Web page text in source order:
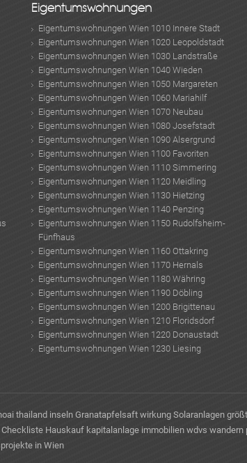
Eigentumswohnungen
Eigentumswohnungen Wien 1010 Innere Stadt
Eigentumswohnungen Wien 1020 Leopoldstadt
Eigentumswohnungen Wien 1030 Landstraße
Eigentumswohnungen Wien 1040 Wieden
Eigentumswohnungen Wien 1050 Margareten
Eigentumswohnungen Wien 1060 Mariahilf
Eigentumswohnungen Wien 1070 Neubau
Eigentumswohnungen Wien 1080 Josefstadt
Eigentumswohnungen Wien 1090 Alsergrund
Eigentumswohnungen Wien 1100 Favoriten
Eigentumswohnungen Wien 1110 Simmering
Eigentumswohnungen Wien 1120 Meidling
Eigentumswohnungen Wien 1130 Hietzing
Eigentumswohnungen Wien 1140 Penzing
Eigentumswohnungen Wien 1150 Rudolfsheim-
Fünfhaus
Eigentumswohnungen Wien 1160 Ottakring
Eigentumswohnungen Wien 1170 Hernals
Eigentumswohnungen Wien 1180 Währing
Eigentumswohnungen Wien 1190 Döbling
Eigentumswohnungen Wien 1200 Brigittenau
Eigentumswohnungen Wien 1210 Floridsdorf
Eigentumswohnungen Wien 1220 Donaustadt
Eigentumswohnungen Wien 1230 Liesing
thailand inseln Granatapfelsaft wirkung Solaranlagen
Checkliste Hauskauf kapitalanlage immobilien wdvs wandern
in Wien